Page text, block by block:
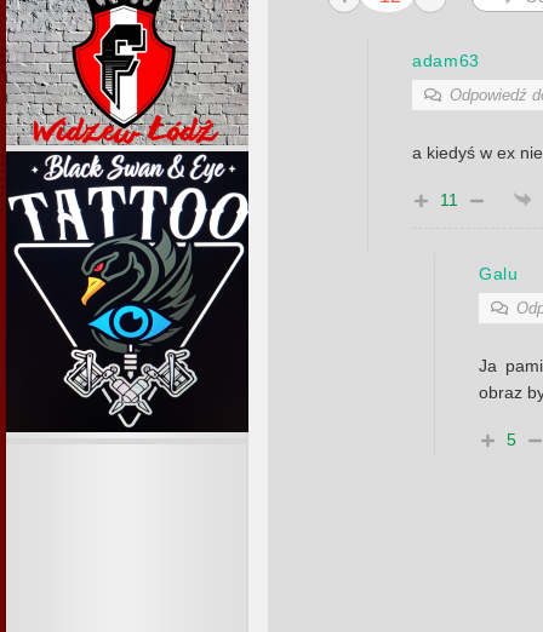
adam63
Odpowiedź
a kiedyś w ex
11
Galu
Ja
obraz
5